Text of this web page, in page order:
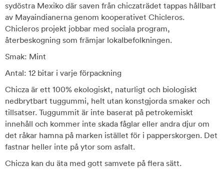
sydöstra Mexiko där saven från chiczaträdet tappas hållbart
av Mayaindianerna genom kooperativet Chicleros.
Chicleros projekt jobbar med sociala program,
återbeskogning som främjar lokalbefolkningen.
Smak: Mint
Antal: 12 bitar i varje förpackning
Chicza är ett 100% ekologiskt, naturligt och biologiskt
nedbrytbart tuggummi, helt utan konstgjorda smaker och
tillsatser. Tuggummit är inte baserat på petrokemiskt
innehåll och kommer inte skada fåglar eller andra djur om
det råkar hamna på marken istället för i papperskorgen. Det
fastnar heller inte på ytor som asfalt.
Chicza kan du äta med gott samvete på flera sätt.